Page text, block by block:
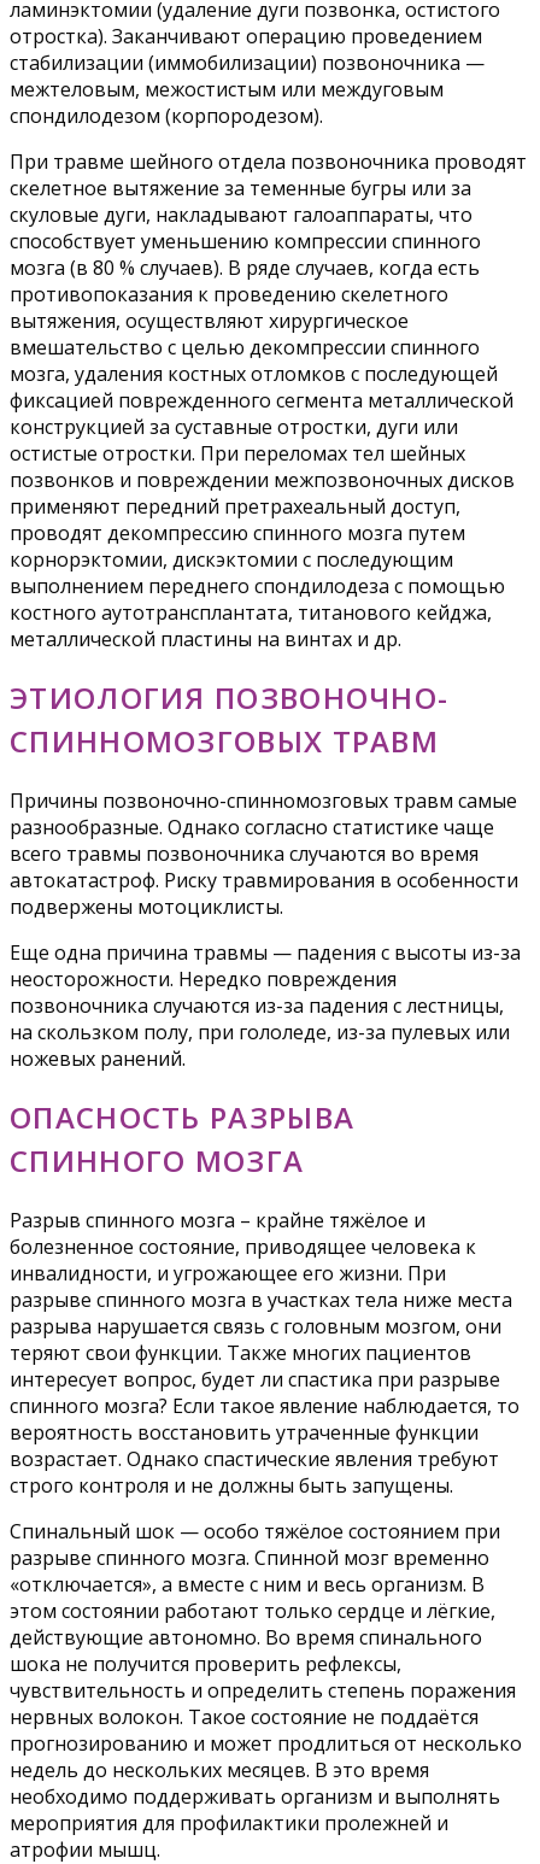
ламинэктомии (удаление дуги позвонка, остистого
отростка). Заканчивают операцию проведением
стабилизации (иммобилизации) позвоночника —
межтеловым, межостистым или междуговым
спондилодезом (корпородезом).
При травме шейного отдела позвоночника проводят
скелетное вытяжение за теменные бугры или за
скуловые дуги, накладывают галоаппараты, что
способствует уменьшению компрессии спинного
мозга (в 80 % случаев). В ряде случаев, когда есть
противопоказания к проведению скелетного
вытяжения, осуществляют хирургическое
вмешательство с целью декомпрессии спинного
мозга, удаления костных отломков с последующей
фиксацией поврежденного сегмента металлической
конструкцией за суставные отростки, дуги или
остистые отростки. При переломах тел шейных
позвонков и повреждении межпозвоночных дисков
применяют передний претрахеальный доступ,
проводят декомпрессию спинного мозга путем
корнорэктомии, дискэктомии с последующим
выполнением переднего спондилодеза с помощью
костного аутотрансплантата, титанового кейджа,
металлической пластины на винтах и др.
ЭТИОЛОГИЯ ПОЗВОНОЧНО-
СПИННОМОЗГОВЫХ ТРАВМ
Причины позвоночно-спинномозговых травм самые
разнообразные. Однако согласно статистике чаще
всего травмы позвоночника случаются во время
автокатастроф. Риску травмирования в особенности
подвержены мотоциклисты.
Еще одна причина травмы — падения с высоты из-за
неосторожности. Нередко повреждения
позвоночника случаются из-за падения с лестницы,
на скользком полу, при гололеде, из-за пулевых или
ножевых ранений.
ОПАСНОСТЬ РАЗРЫВА
СПИННОГО МОЗГА
Разрыв спинного мозга – крайне тяжёлое и
болезненное состояние, приводящее человека к
инвалидности, и угрожающее его жизни. При
разрыве спинного мозга в участках тела ниже места
разрыва нарушается связь с головным мозгом, они
теряют свои функции. Также многих пациентов
интересует вопрос, будет ли спастика при разрыве
спинного мозга? Если такое явление наблюдается, то
вероятность восстановить утраченные функции
возрастает. Однако спастические явления требуют
строго контроля и не должны быть запущены.
Спинальный шок — особо тяжёлое состоянием при
разрыве спинного мозга. Спинной мозг временно
«отключается», а вместе с ним и весь организм. В
этом состоянии работают только сердце и лёгкие,
действующие автономно. Во время спинального
шока не получится проверить рефлексы,
чувствительность и определить степень поражения
нервных волокон. Такое состояние не поддаётся
прогнозированию и может продлиться от несколько
недель до нескольких месяцев. В это время
необходимо поддерживать организм и выполнять
мероприятия для профилактики пролежней и
атрофии мышц.